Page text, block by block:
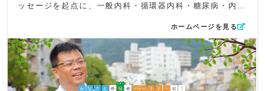
ッセージを起点に、一般内科・循環器内科・糖尿病・内分
しての姿勢を明確に伝えることを重視して設計しました。
人口増加と発展が進む那珂川という地域性を踏まえ、循環
器・救急医療で培われた専門性を軸に、予防医療、小児医
療、在宅医療、看取りまで関わる“人生に寄り添う医療”を
ストーリーとして丁寧に言語化しています。
ホームページを見る